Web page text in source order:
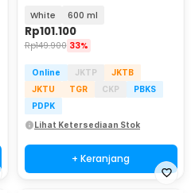
White 600 ml
Rp101.100
Rp149.900 33%
Online JKTP
JKTB
JKTU
TGR CKP
PBKS
PDPK
Lihat Ketersediaan Stok
+ Keranjang